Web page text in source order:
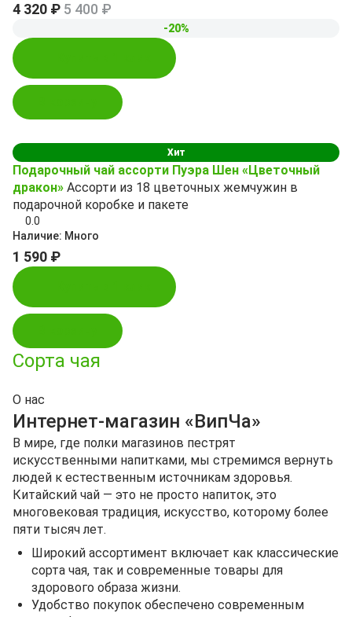
4 320 ₽ 5 400 ₽
-20%
Хит
Подарочный чай ассорти Пуэра Шен «Цветочный
дракон» Ассорти из 18 цветочных жемчужин в
подарочной коробке и пакете
0.0
Наличие: Много
1 590 ₽
Сорта чая
О нас
Интернет-магазин «ВипЧа»
В мире, где полки магазинов пестрят
искусственными напитками, мы стремимся вернуть
людей к естественным источникам здоровья.
Китайский чай — это не просто напиток, это
многовековая традиция, искусство, которому более
пяти тысяч лет.
Широкий ассортимент включает как классические
сорта чая, так и современные товары для
здорового образа жизни.
Удобство покупок обеспечено современным